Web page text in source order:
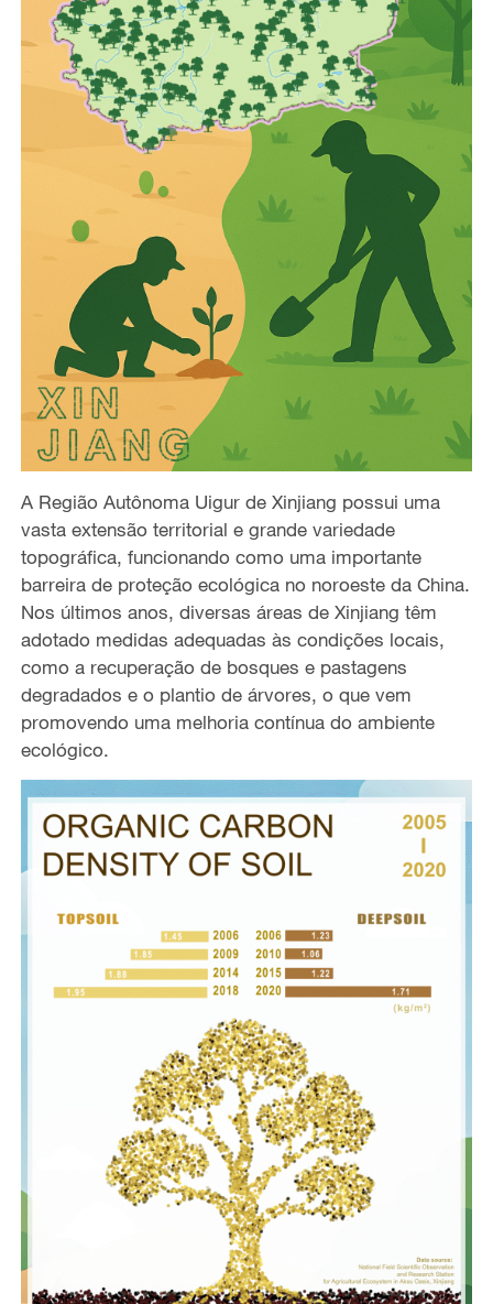
A Região Autônoma Uigur de Xinjiang possui uma
vasta extensão territorial e grande variedade
topográfica, funcionando como uma importante
barreira de proteção ecológica no noroeste da China.
Nos últimos anos, diversas áreas de Xinjiang têm
adotado medidas adequadas às condições locais,
como a recuperação de bosques e pastagens
degradados e o plantio de árvores, o que vem
promovendo uma melhoria contínua do ambiente
ecológico.